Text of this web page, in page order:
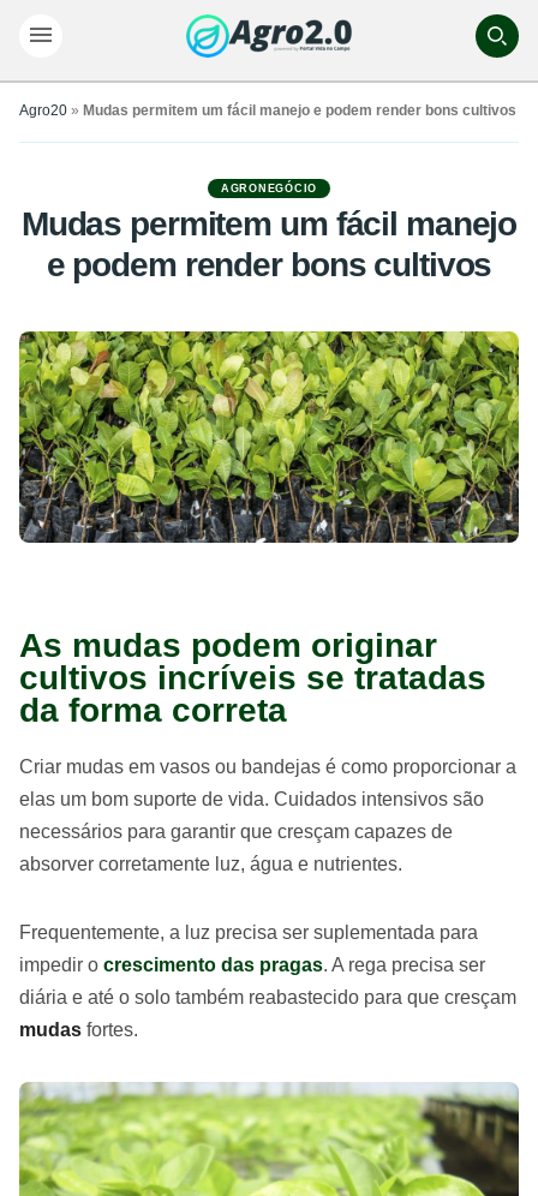
Agro20 » Mudas permitem um fácil manejo e podem render bons cultivos
AGRONEGÓCIO
Mudas permitem um fácil manejo
e podem render bons cultivos
As mudas podem originar
cultivos incríveis se tratadas
da forma correta
Criar mudas em vasos ou bandejas é como proporcionar a
elas um bom suporte de vida. Cuidados intensivos são
necessários para garantir que cresçam capazes de
absorver corretamente luz, água e nutrientes.
Frequentemente, a luz precisa ser suplementada para
impedir o crescimento das pragas. A rega precisa ser
diária e até o solo também reabastecido para que cresçam
mudas fortes.